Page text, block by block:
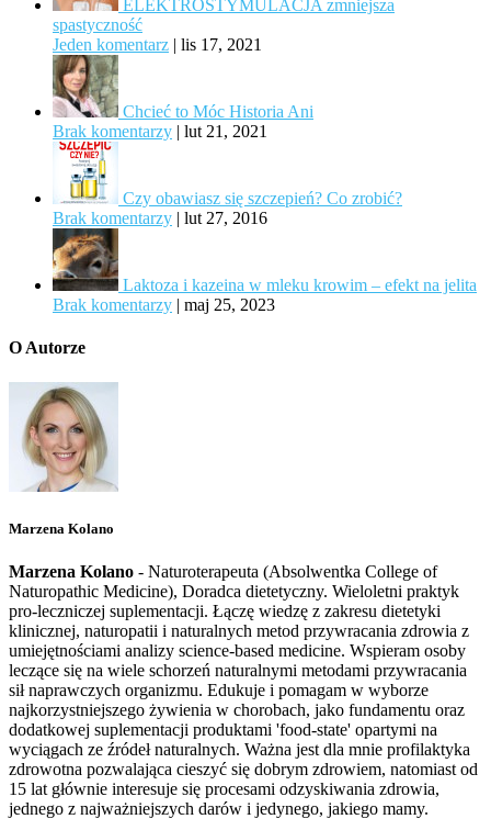
ELEKTROSTYMULACJA zmniejsza
spastyczność
Jeden komentarz | lis 17, 2021
Chcieć to Móc Historia Ani
Brak komentarzy | lut 21, 2021
Czy obawiasz się szczepień? Co zrobić?
Brak komentarzy | lut 27, 2016
Laktoza i kazeina w mleku krowim – efekt na jelita
Brak komentarzy | maj 25, 2023
O Autorze
Marzena Kolano
Marzena Kolano - Naturoterapeuta (Absolwentka College of
Naturopathic Medicine), Doradca dietetyczny. Wieloletni praktyk
pro-leczniczej suplementacji. Łączę wiedzę z zakresu dietetyki
klinicznej, naturopatii i naturalnych metod przywracania zdrowia z
umiejętnościami analizy science-based medicine. Wspieram osoby
leczące się na wiele schorzeń naturalnymi metodami przywracania
sił naprawczych organizmu. Edukuje i pomagam w wyborze
najkorzystniejszego żywienia w chorobach, jako fundamentu oraz
dodatkowej suplementacji produktami 'food-state' opartymi na
wyciągach ze źródeł naturalnych. Ważna jest dla mnie profilaktyka
zdrowotna pozwalająca cieszyć się dobrym zdrowiem, natomiast od
15 lat głównie interesuje się procesami odzyskiwania zdrowia,
jednego z najważniejszych darów i jedynego, jakiego mamy.